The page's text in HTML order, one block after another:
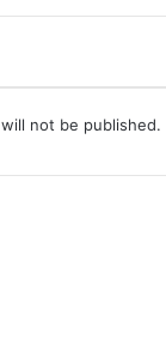
not be published.